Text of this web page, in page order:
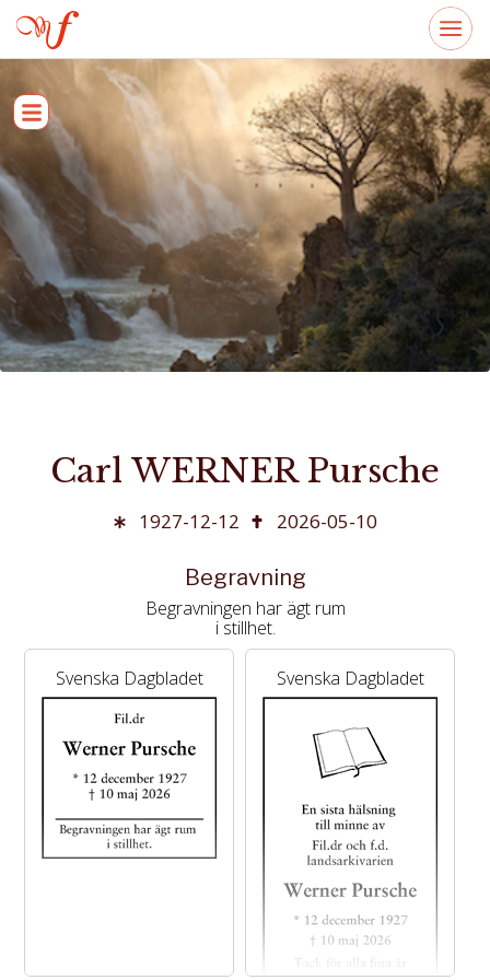
Carl WERNER Pursche
1927-12-12 2026-05-10
Begravning
Begravningen har ägt rum
i stillhet.
Svenska Dagbladet Svenska Dagbladet